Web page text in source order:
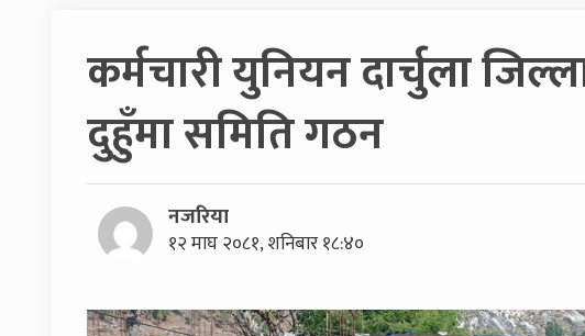
कर्मचारी युनियन दार्चुला
दुहुँमा समिति गठन
नजरिया
१२ माघ २०८१, शनिबार १८:४०